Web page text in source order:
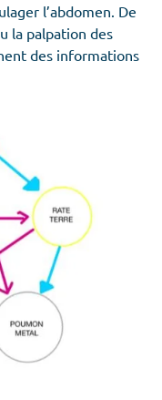
l’abdomen. De
la palpation des
des informations